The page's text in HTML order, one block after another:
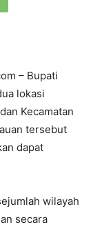
– Bupati
lokasi
Kecamatan
tersebut
dapat
wilayah
secara